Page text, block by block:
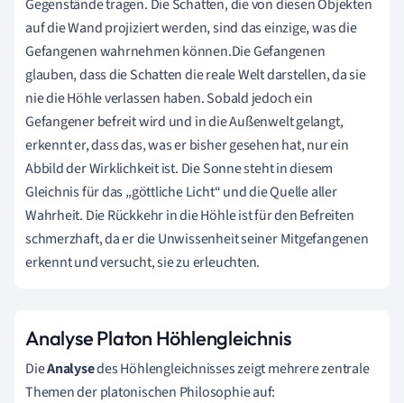
Gegenstände tragen. Die Schatten, die von diesen Objekten
auf die Wand projiziert werden, sind das einzige, was die
Gefangenen wahrnehmen können.Die Gefangenen
glauben, dass die Schatten die reale Welt darstellen, da sie
nie die Höhle verlassen haben. Sobald jedoch ein
Gefangener befreit wird und in die Außenwelt gelangt,
erkennt er, dass das, was er bisher gesehen hat, nur ein
Abbild der Wirklichkeit ist. Die Sonne steht in diesem
Gleichnis für das „göttliche Licht“ und die Quelle aller
Wahrheit. Die Rückkehr in die Höhle ist für den Befreiten
schmerzhaft, da er die Unwissenheit seiner Mitgefangenen
erkennt und versucht, sie zu erleuchten.
Analyse Platon Höhlengleichnis
DieAnalysedes Höhlengleichnisses zeigt mehrere zentrale
Themen der platonischen Philosophie auf: